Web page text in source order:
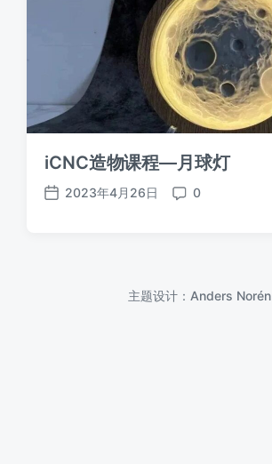
iCNC造物课程—月球灯
发
2023年4月26日
评
0
主题设计： Anders Norén